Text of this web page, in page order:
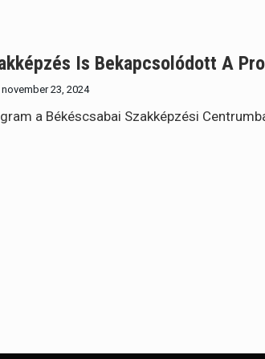
Is Bekapcsolódott A
november 23, 2024
a Békéscsabai Szakképzési